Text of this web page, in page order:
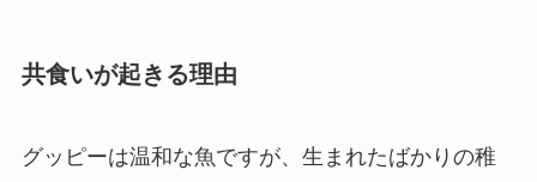
共食いが起きる理由
グッピーは温和な魚ですが、生まれたばかりの稚